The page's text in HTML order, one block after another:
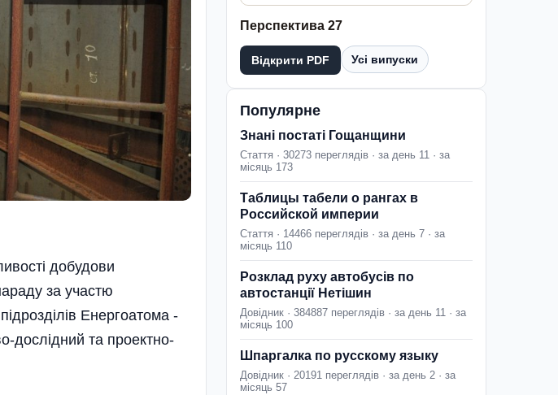
добудови
за участю
Енергоатома -
дослідний та проектно-
Перспектива 27
Відкрити PDF Усі випуски
Популярне
Знані постаті Гощанщини
Стаття · 30273 переглядів · за день 11 · за
місяць 173
Таблицы табели о рангах в
Российской империи
Стаття · 14466 переглядів · за день 7 · за
місяць 110
Розклад руху автобусів по
автостанції Нетішин
Довідник · 384887 переглядів · за день 11 · за
місяць 100
Шпаргалка по русскому языку
Довідник · 20191 переглядів · за день 2 · за
місяць 57